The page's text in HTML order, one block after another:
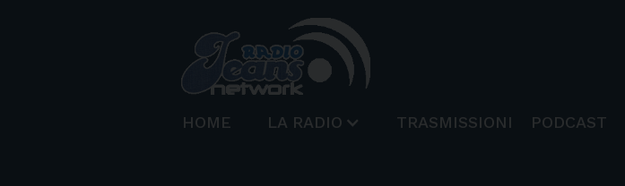
HOME LA RADIO TRASMISSIONI PODCAST